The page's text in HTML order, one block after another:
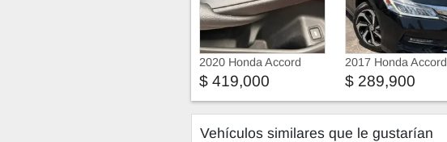
2020 Honda Accord
$ 419,000
2017 Honda Accord
$ 289,900
Vehículos similares que le gustarían